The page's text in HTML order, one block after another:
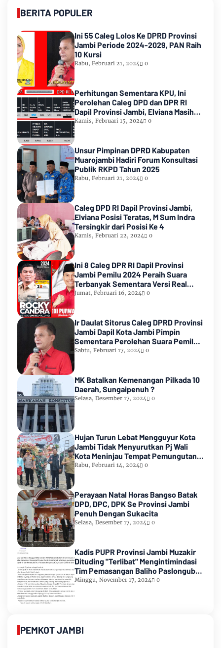
BERITA POPULER
Ini 55 Caleg Lolos Ke DPRD Provinsi
Jambi Periode 2024-2029, PAN Raih
10 Kursi
Rabu, Februari 21, 2024 0
Perhitungan Sementara KPU, Ini
Perolehan Caleg DPD dan DPR RI
Dapil Provinsi Jambi, Elviana Masih
Urutan Kedua Teratas
Kamis, Februari 15, 2024 0
Unsur Pimpinan DPRD Kabupaten
Muarojambi Hadiri Forum Konsultasi
Publik RKPD Tahun 2025
Rabu, Februari 21, 2024 0
Caleg DPD RI Dapil Provinsi Jambi,
Elviana Posisi Teratas, M Sum Indra
Tersingkir dari Posisi Ke 4
Kamis, Februari 22, 2024 0
Ini 8 Caleg DPR RI Dapil Provinsi
Jambi Pemilu 2024 Peraih Suara
Terbanyak Sementara Versi Real
Count KPU RI
Jumat, Februari 16, 2024 0
Ir Daulat Sitorus Caleg DPRD Provinsi
Jambi Dapil Kota Jambi Pimpin
Sementara Perolehan Suara Pemilu
2024
Sabtu, Februari 17, 2024 0
MK Batalkan Kemenangan Pilkada 10
Daerah, Sungaipenuh ?
Selasa, Desember 17, 2024 0
Hujan Turun Lebat Mengguyur Kota
Jambi Tidak Menyurutkan Pj Wali
Kota Meninjau Tempat Pemungutan
Suara Pemilu 2024
Rabu, Februari 14, 2024 0
Perayaan Natal Horas Bangso Batak
DPD, DPC, DPK Se Provinsi Jambi
Penuh Dengan Sukacita
Selasa, Desember 17, 2024 0
Kadis PUPR Provinsi Jambi Muzakir
Dituding "Terlibat" Mengintimindasi
Tim Pemasangan Baliho Paslongub
Romi-Sudirman
Minggu, November 17, 2024 0
PEMKOT JAMBI